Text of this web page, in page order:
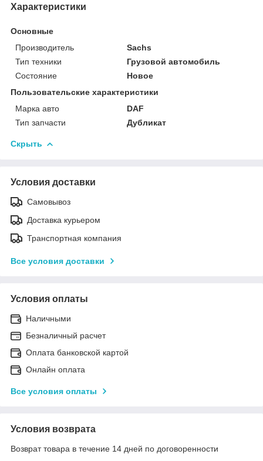
Характеристики
Основные
Производитель
Sachs
Тип техники
Грузовой автомобиль
Состояние
Новое
Пользовательские характеристики
Марка авто
DAF
Тип запчасти
Дубликат
Скрыть
Условия доставки
Самовывоз
Доставка курьером
Транспортная компания
Все условия доставки
Условия оплаты
Наличными
Безналичный расчет
Оплата банковской картой
Онлайн оплата
Все условия оплаты
Условия возврата
Возврат товара в течение 14 дней по договоренности